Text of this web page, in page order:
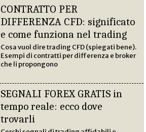
CONTRATTO PER
DIFFERENZA CFD: significato
e come funziona nel trading
Cosa vuol dire trading CFD (spiegati bene).
Esempi di contratti per differenza e broker
che li propongono
SEGNALI FOREX GRATIS in
tempo reale: ecco dove
trovarli